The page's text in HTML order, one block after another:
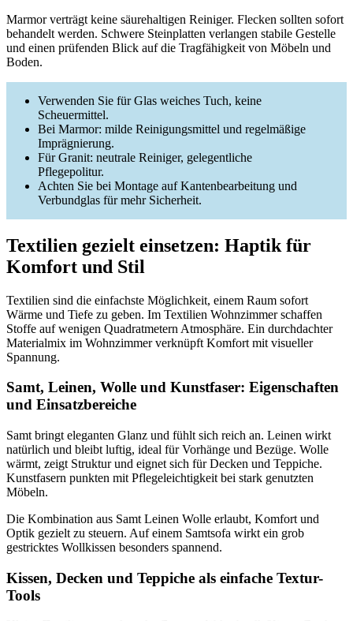
Marmor verträgt keine säurehaltigen Reiniger. Flecken sollten sofort
behandelt werden. Schwere Steinplatten verlangen stabile Gestelle
und einen prüfenden Blick auf die Tragfähigkeit von Möbeln und
Boden.
Verwenden Sie für Glas weiches Tuch, keine
Scheuermittel.
Bei Marmor: milde Reinigungsmittel und regelmäßige
Imprägnierung.
Für Granit: neutrale Reiniger, gelegentliche
Pflegepolitur.
Achten Sie bei Montage auf Kantenbearbeitung und
Verbundglas für mehr Sicherheit.
Textilien gezielt einsetzen: Haptik für
Komfort und Stil
Textilien sind die einfachste Möglichkeit, einem Raum sofort
Wärme und Tiefe zu geben. Im Textilien Wohnzimmer schaffen
Stoffe auf wenigen Quadratmetern Atmosphäre. Ein durchdachter
Materialmix im Wohnzimmer verknüpft Komfort mit visueller
Spannung.
Samt, Leinen, Wolle und Kunstfaser: Eigenschaften
und Einsatzbereiche
Samt bringt eleganten Glanz und fühlt sich reich an. Leinen wirkt
natürlich und bleibt luftig, ideal für Vorhänge und Bezüge. Wolle
wärmt, zeigt Struktur und eignet sich für Decken und Teppiche.
Kunstfasern punkten mit Pflegeleichtigkeit bei stark genutzten
Möbeln.
Die Kombination aus Samt Leinen Wolle erlaubt, Komfort und
Optik gezielt zu steuern. Auf einem Samtsofa wirkt ein grob
gestricktes Wollkissen besonders spannend.
Kissen, Decken und Teppiche als einfache Textur-
Tools